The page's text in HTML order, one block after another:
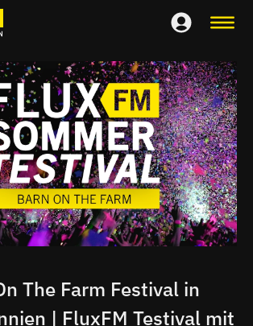
The Farm Festival in
| FluxFM Testival mit